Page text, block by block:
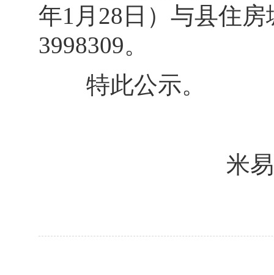
年1月28日）与县住
3998309。
特此公示。
米易